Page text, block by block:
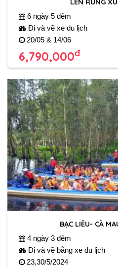
6 ngày 5 đêm
Đi và về xe du lịch
20/05 & 14/06
6,790,000đ
BẠC LIÊU- CÀ
4 ngày 3 đêm
Đi và về bằng xe du lịch
23,30/5/2024